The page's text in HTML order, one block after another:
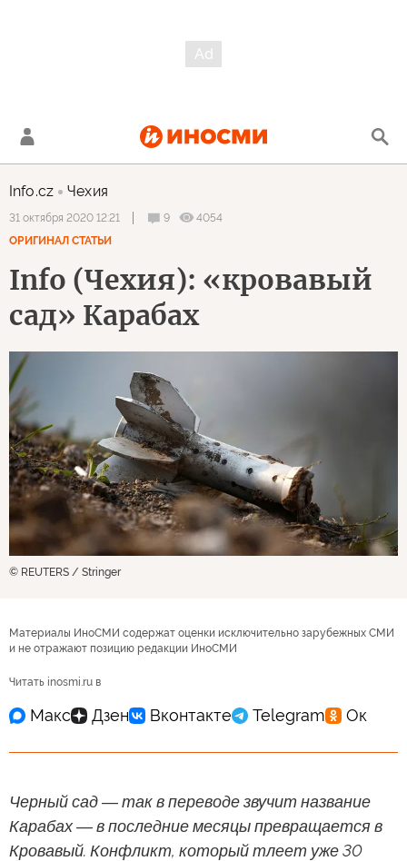
Info.cz Чехия
31 октября 2020 12:21 9
4054
ОРИГИНАЛ СТАТЬИ
Info (Чехия): «кровавый
сад» Карабах
© REUTERS / Stringer
Материалы ИноСМИ содержат оценки исключительно зарубежных СМИ
и не отражают позицию редакции ИноСМИ
Читать inosmi.ru в
Черный сад ― так в переводе звучит название
Карабах ― в последние месяцы превращается в
Кровавый. Конфликт, который тлеет уже 30